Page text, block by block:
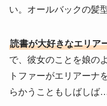
い。オールバックの髪
読書が大好きなエリア
で、彼女のことを娘の
トファーがエリアーナ
らかうこともしばしば…